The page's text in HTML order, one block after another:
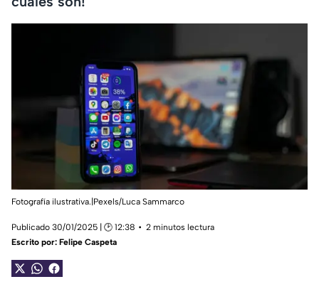
Fotografía ilustrativa.|Pexels/Luca Sammarco
Publicado 30/01/2025 | 🕑 12:38
2 minutos lectura
Escrito por: Felipe Caspeta